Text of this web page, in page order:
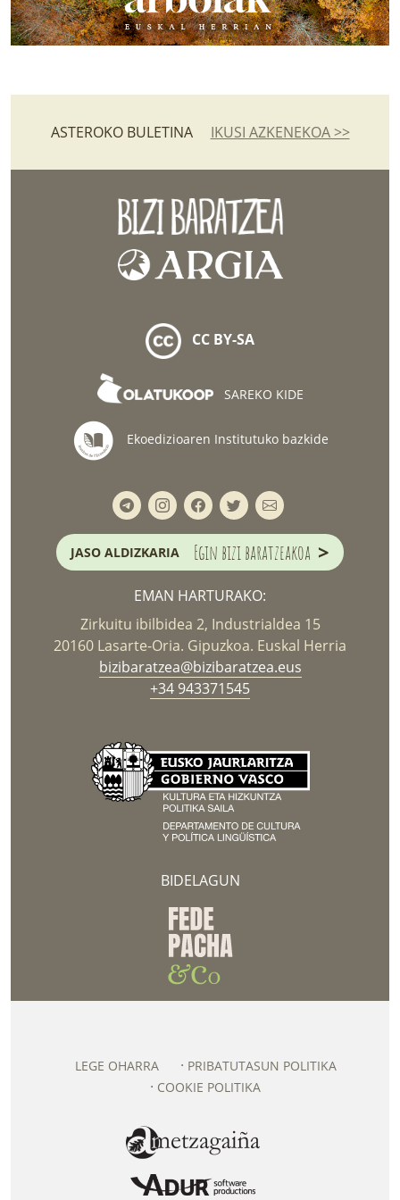
ASTEROKO BULETINA IKUSI AZKENEKOA >>
CC BY-SA
SAREKO KIDE
Ekoedizioaren Institutuko bazkide
JASO ALDIZKARIA Egin bizi baratzeakoa >
EMAN HARTURAKO:
Zirkuitu ibilbidea 2, Industrialdea 15
20160 Lasarte-Oria. Gipuzkoa. Euskal Herria
bizibaratzea@bizibaratzea.eus
+34 943371545
BIDELAGUN
LEGE OHARRA
PRIBATUTASUN POLITIKA
COOKIE POLITIKA